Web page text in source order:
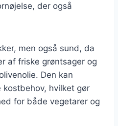
der også
men også sund, da
af friske grøntsager og
Den kan
hvilket gør
for både vegetarer og